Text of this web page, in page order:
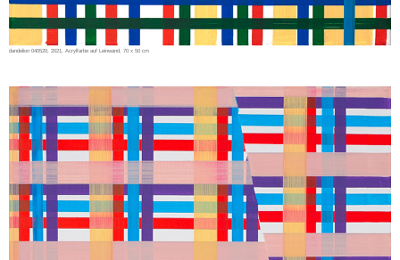
dandelion 040520, 2021, Acrylfarbe auf Leinwand, 70 x 50 cm